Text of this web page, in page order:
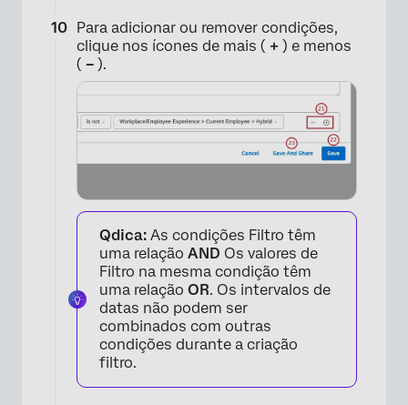
×
Para adicionar ou remover condições,
clique nos ícones de mais ( + ) e menos
( – ).
Qdica: As condições Filtro têm
uma relação AND Os valores de
Filtro na mesma condição têm
uma relação OR. Os intervalos de
datas não podem ser
combinados com outras
condições durante a criação
filtro.